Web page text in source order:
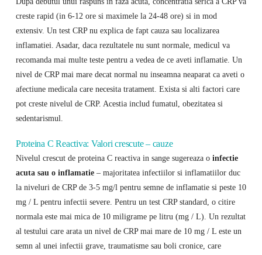
creste rapid (in 6-12 ore si maximele la 24-48 ore) si in mod
extensiv. Un test CRP nu explica de fapt cauza sau localizarea
inflamatiei. Asadar, daca rezultatele nu sunt normale, medicul va
recomanda mai multe teste pentru a vedea de ce aveti inflamatie. Un
nivel de CRP mai mare decat normal nu inseamna neaparat ca aveti o
afectiune medicala care necesita tratament. Exista si alti factori care
pot creste nivelul de CRP. Acestia includ fumatul, obezitatea si
sedentarismul.
Proteina C Reactiva: Valori crescute – cauze
Nivelul crescut de proteina C reactiva in sange sugereaza oinfectie
acuta sau o inflamatie– majoritatea infectiilor si inflamatiilor duc
la niveluri de CRP de 3-5 mg/l pentru semne de inflamatie si peste 10
mg / L pentru infectii severe. Pentru un test CRP standard, o citire
normala este mai mica de 10 miligrame pe litru (mg / L). Un rezultat
al testului care arata un nivel de CRP mai mare de 10 mg / L este un
semn al unei infectii grave, traumatisme sau boli cronice, care